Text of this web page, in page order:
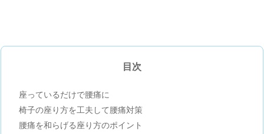
目次
座っているだけで腰痛に
椅子の座り方を工夫して腰痛対策
腰痛を和らげる座り方のポイント